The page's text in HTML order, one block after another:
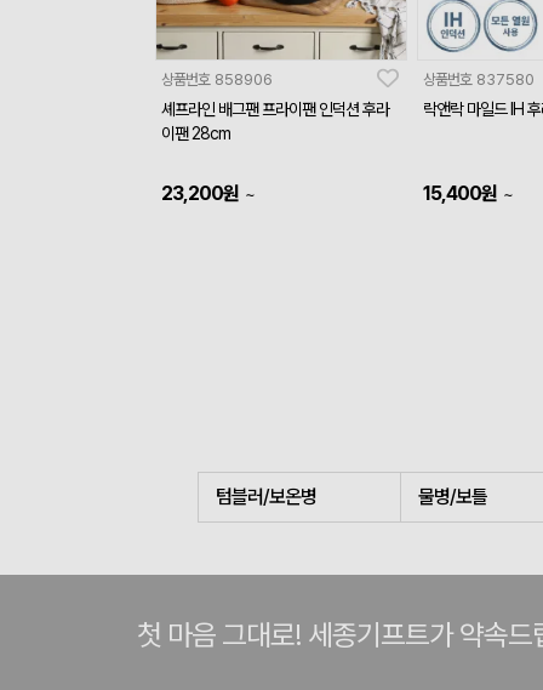
상품번호 858906
셰프라인 배그팬 프라이팬 인덕션 후라
이팬 28cm
23,200원 ~
상품번호 837580
락앤락 마일드 IH
15,400원 ~
텀블러/보온병 물병/보틀
첫 마음 그대로! 세종기프트가 약속드